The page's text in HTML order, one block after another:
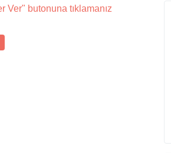
Ver" butonuna tıklamanız